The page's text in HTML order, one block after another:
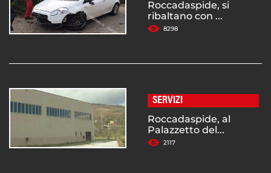
Roccadaspide, si
ribaltano con ...
8298
SERVIZI
Roccadaspide, al
Palazzetto del...
2117